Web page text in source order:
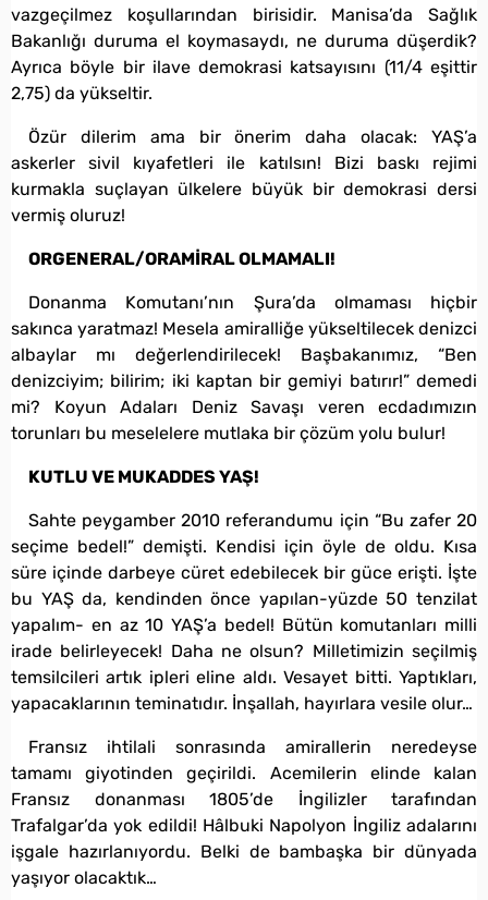
vazgeçilmez koşullarından birisidir. Manisa’da Sağlık
Bakanlığı duruma el koymasaydı, ne duruma düşerdik?
Ayrıca böyle bir ilave demokrasi katsayısını (11/4 eşittir
2,75) da yükseltir.
Özür dilerim ama bir önerim daha olacak: YAŞ’a
askerler sivil kıyafetleri ile katılsın! Bizi baskı rejimi
kurmakla suçlayan ülkelere büyük bir demokrasi dersi
vermiş oluruz!
ORGENERAL/ORAMİRAL OLMAMALI!
Donanma Komutanı’nın Şura’da olmaması hiçbir
sakınca yaratmaz! Mesela amiralliğe yükseltilecek denizci
albaylar mı değerlendirilecek! Başbakanımız, “Ben
denizciyim; bilirim; iki kaptan bir gemiyi batırır!” demedi
mi? Koyun Adaları Deniz Savaşı veren ecdadımızın
torunları bu meselelere mutlaka bir çözüm yolu bulur!
KUTLU VE MUKADDES YAŞ!
Sahte peygamber 2010 referandumu için “Bu zafer 20
seçime bedel!” demişti. Kendisi için öyle de oldu. Kısa
süre içinde darbeye cüret edebilecek bir güce erişti. İşte
bu YAŞ da, kendinden önce yapılan-yüzde 50 tenzilat
yapalım- en az 10 YAŞ’a bedel! Bütün komutanları milli
irade belirleyecek! Daha ne olsun? Milletimizin seçilmiş
temsilcileri artık ipleri eline aldı. Vesayet bitti. Yaptıkları,
yapacaklarının teminatıdır. İnşallah, hayırlara vesile olur…
Fransız ihtilali sonrasında amirallerin neredeyse
tamamı giyotinden geçirildi. Acemilerin elinde kalan
Fransız donanması 1805’de İngilizler tarafından
Trafalgar’da yok edildi! Hâlbuki Napolyon İngiliz adalarını
işgale hazırlanıyordu. Belki de bambaşka bir dünyada
yaşıyor olacaktık…